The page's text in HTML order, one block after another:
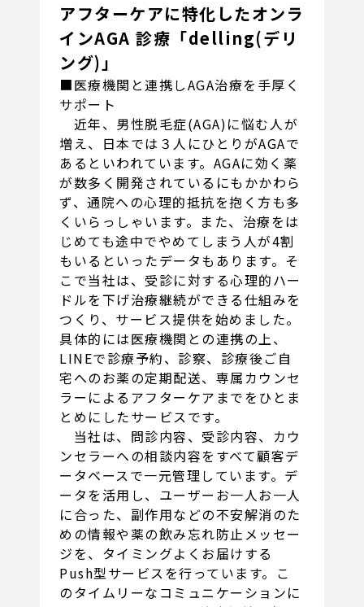
アフターケアに特化したオンラ
インAGA 診療「delling(デリ
ング)」
■医療機関と連携しAGA治療を手厚く
サポート
近年、男性脱毛症(AGA)に悩む人が
増え、日本では３人にひとりがAGAで
あるといわれています。AGAに効く薬
が数多く開発されているにもかかわら
ず、通院への心理的抵抗を抱く方も多
くいらっしゃいます。また、治療をは
じめても途中でやめてしまう人が4割
もいるといったデータもあります。そ
こで当社は、受診に対する心理的ハー
ドルを下げ治療継続ができる仕組みを
つくり、サービス提供を始めました。
具体的には医療機関との連携の上、
LINEで診療予約、診察、診療後ご自
宅へのお薬の定期配送、専属カウンセ
ラーによるアフターケアまでをひとま
とめにしたサービスです。
当社は、問診内容、受診内容、カウ
ンセラーへの相談内容をすべて顧客デ
ータベースで一元管理しています。デ
ータを活用し、ユーザーお一人お一人
に合った、副作用などの不安解消のた
めの情報や薬の飲み忘れ防止メッセー
ジを、タイミングよくお届けする
Push型サービスを行っています。こ
のタイムリーなコミュニケーションに